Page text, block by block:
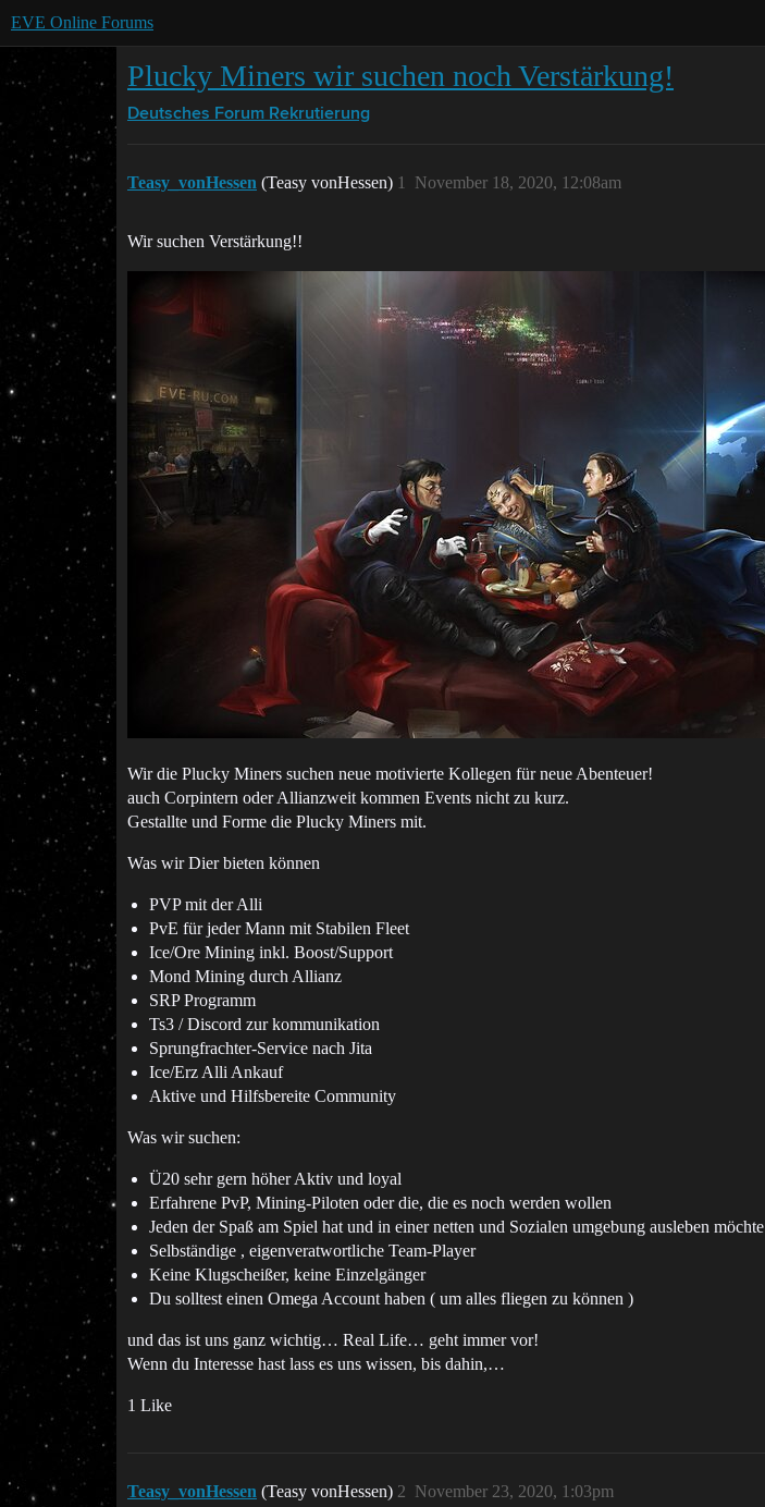
EVE Online Forums
Plucky Miners wir suchen noch Verstärkung!
Deutsches Forum Rekrutierung
Teasy_vonHessen (Teasy vonHessen) November 18, 2020, 12:08am
1
Wir suchen Verstärkung!!
Wir die Plucky Miners suchen neue motivierte Kollegen für neue Abenteuer!
auch Corpintern oder Allianzweit kommen Events nicht zu kurz.
Gestallte und Forme die Plucky Miners mit.
Was wir Dier bieten können
PVP mit der Alli
PvE für jeder Mann mit Stabilen Fleet
Ice/Ore Mining inkl. Boost/Support
Mond Mining durch Allianz
SRP Programm
Ts3 / Discord zur kommunikation
Sprungfrachter-Service nach Jita
Ice/Erz Alli Ankauf
Aktive und Hilfsbereite Community
Was wir suchen:
Ü20 sehr gern höher Aktiv und loyal
Erfahrene PvP, Mining-Piloten oder die, die es noch werden wollen
Jeden der Spaß am Spiel hat und in einer netten und Sozialen umgebung ausleben möchte
Selbständige , eigenveratwortliche Team-Player
Keine Klugscheißer, keine Einzelgänger
Du solltest einen Omega Account haben ( um alles fliegen zu können )
und das ist uns ganz wichtig… Real Life… geht immer vor!
Wenn du Interesse hast lass es uns wissen, bis dahin,…
1 Like
Teasy_vonHessen (Teasy vonHessen) November 23, 2020, 1:03pm
2